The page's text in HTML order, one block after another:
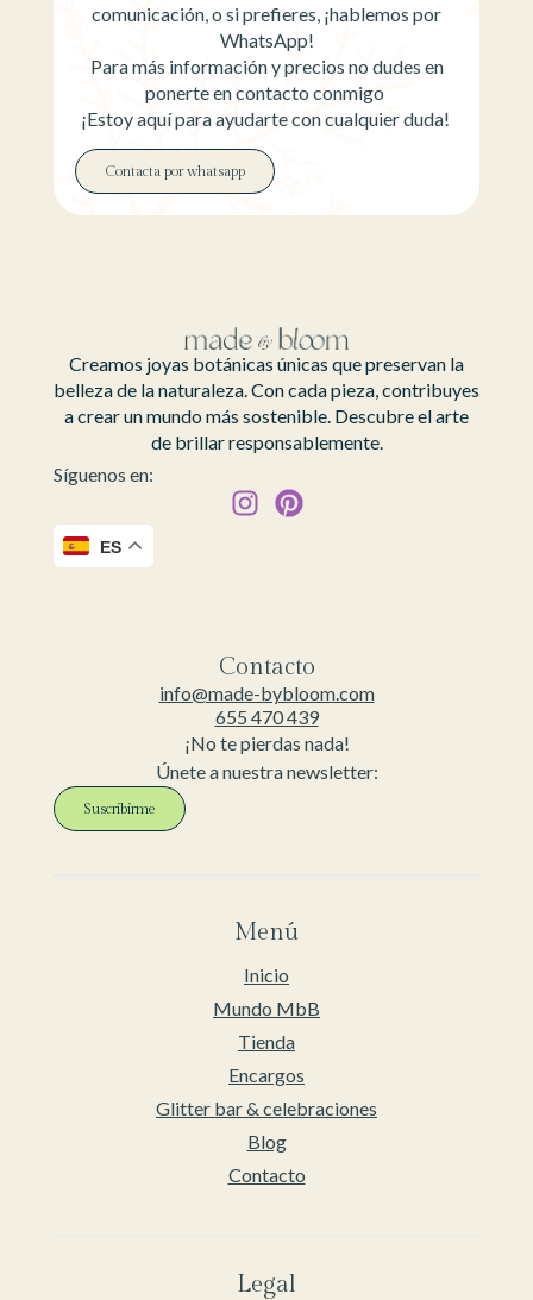
comunicación, o si prefieres, ¡hablemos por
WhatsApp!
Para más información y precios no dudes en
ponerte en contacto conmigo
¡Estoy aquí para ayudarte con cualquier duda!
Contacta por whatsapp
Creamos joyas botánicas únicas que preservan la
belleza de la naturaleza. Con cada pieza, contribuyes
a crear un mundo más sostenible. Descubre el arte
de brillar responsablemente.
Síguenos en:
ES
Contacto
info@made-bybloom.com
655 470 439
¡No te pierdas nada!
Únete a nuestra newsletter:
Suscribirme
Menú
Inicio
Mundo MbB
Tienda
Encargos
Glitter bar & celebraciones
Blog
Contacto
Legal